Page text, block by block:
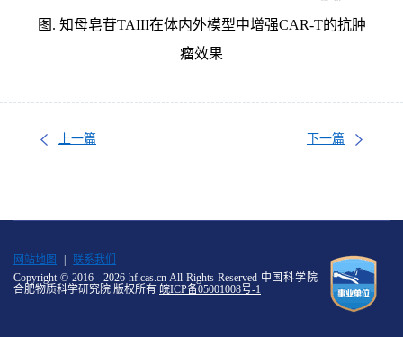
图. 知母皂苷TAIII在体内外模型中增强CAR-T的抗肿
瘤效果
上一篇 下一篇
网站地图
联系我们
Copyright © 2016 -2026 hf.cas.cn All Rights Reserved 中国科学院
合肥物质科学研究院 版权所有 皖ICP备05001008号-1